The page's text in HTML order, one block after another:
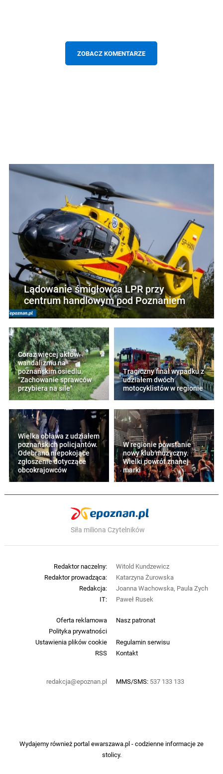
ZOBACZ KOMENTARZE
Lądowanie śmigłowca LPR przy
centrum handlowym pod Poznaniem
Coraz więcej aktów
wandalizmu na
poznańskim osiedlu.
"Zachowanie sprawców
przybiera na sile"
Tragiczny finał wypadku z
udziałem dwóch
motocyklistów w regionie
Wielka obława z udziałem
poznańskich policjantów.
Odebrano niepokojące
zgłoszenie dotyczące
obcokrajowców
W regionie powstanie
nowy klub muzyczny.
Wielki powrót znanej
marki
Siła miliona Czytelników
Oferta reklamowa
Nasz patronat
Polityka prywatności
Ustawienia plików cookie
Regulamin serwisu
RSS
Kontakt
redakcja@epoznan.pl MMS/SMS: 537 133 133
Redaktor naczelny:
Witold Kundzewicz
Redaktor prowadząca:
Katarzyna Żurowska
Redakcja:
Joanna Wachowska, Paula Zych
IT:
Paweł Rusek
Wydajemy również portalewarszawa.pl- codzienne informacje ze
stolicy.